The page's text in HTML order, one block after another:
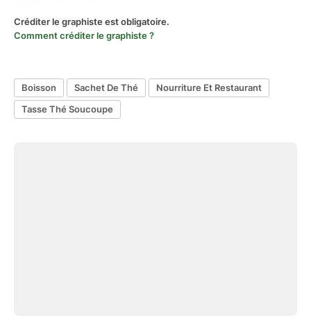
Créditer le graphiste est obligatoire.
Comment créditer le graphiste ?
Boisson Sachet De Thé
Nourriture Et Restaurant
Tasse Thé Soucoupe